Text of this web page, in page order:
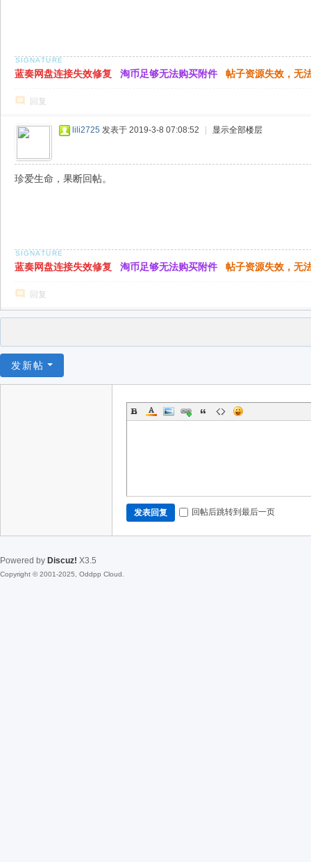
蓝奏网盘连接失效修复 淘币足够无法购买附件 帖子资源失效，无
回复
lili2725 发表于 2019-3-8 07:08:52 显示全部楼层
珍爱生命，果断回帖。
蓝奏网盘连接失效修复 淘币足够无法购买附件 帖子资源失效，无
回复
发新帖
发表回复 回帖后跳转到最后一页
Powered by Discuz! X3.5
Copyright © 2001-2025, Oddpp Cloud.